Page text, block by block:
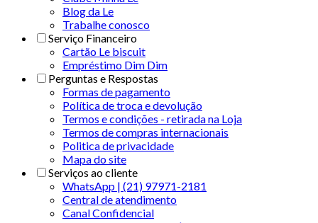
Blog da Le
Trabalhe conosco
Serviço Financeiro
Cartão Le biscuit
Empréstimo Dim Dim
Perguntas e Respostas
Formas de pagamento
Política de troca e devolução
Termos e condições - retirada na Loja
Termos de compras internacionais
Politica de privacidade
Mapa do site
Serviços ao cliente
WhatsApp | (21) 97971-2181
Central de atendimento
Canal Confidencial